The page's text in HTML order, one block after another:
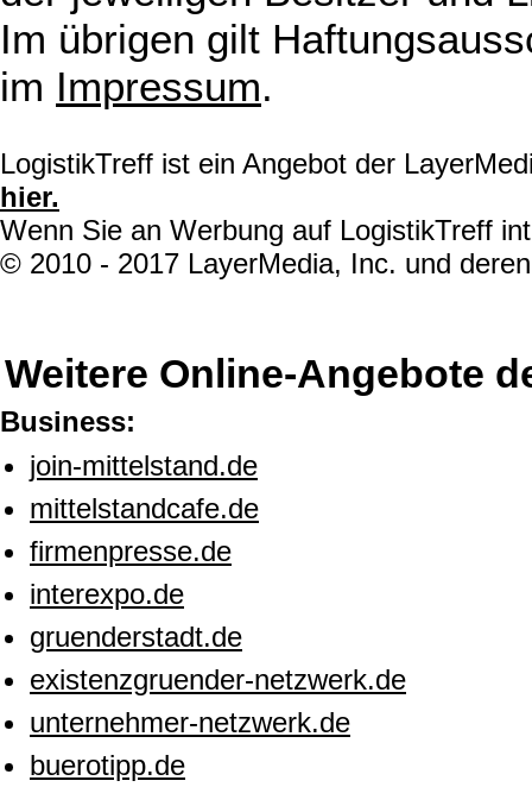
Im übrigen gilt
im Impressum.
LogistikTreff ist ein Angebot der
hier.
Wenn Sie an Werbung auf LogistikTreff
© 2010 - 2017 LayerMedia, Inc. und
Weitere Online-Angebote
Business:
join-mittelstand.de
mittelstandcafe.de
firmenpresse.de
interexpo.de
gruenderstadt.de
existenzgruender-netzwerk.de
unternehmer-netzwerk.de
buerotipp.de